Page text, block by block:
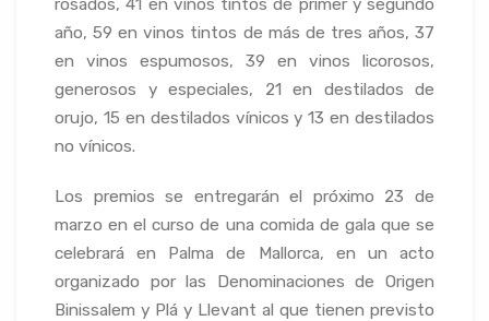
rosados, 41 en vinos tintos de primer y segundo
año, 59 en vinos tintos de más de tres años, 37
en vinos espumosos, 39 en vinos licorosos,
generosos y especiales, 21 en destilados de
orujo, 15 en destilados vínicos y 13 en destilados
no vínicos.
Los premios se entregarán el próximo 23 de
marzo en el curso de una comida de gala que se
celebrará en Palma de Mallorca, en un acto
organizado por las Denominaciones de Origen
Binissalem y Plá y Llevant al que tienen previsto